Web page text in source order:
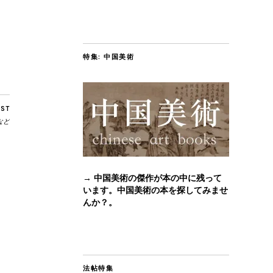
ど
特集: 中国美術
→ 中国美術の傑作が本の中に残って
います。中国美術の本を探してみませ
んか？。
法帖特集